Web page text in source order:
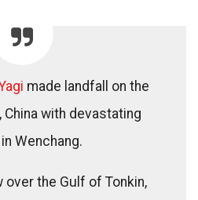
made landfall on the
China with devastating
Wenchang.
over the Gulf of Tonkin,